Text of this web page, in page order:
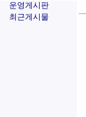
운영게시판
최근게시물